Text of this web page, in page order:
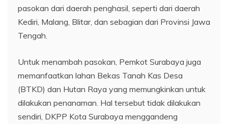
pasokan dari daerah penghasil, seperti dari daerah
Kediri, Malang, Blitar, dan sebagian dari Provinsi Jawa
Tengah.
Untuk menambah pasokan, Pemkot Surabaya juga
memanfaatkan lahan Bekas Tanah Kas Desa
(BTKD) dan Hutan Raya yang memungkinkan untuk
dilakukan penanaman. Hal tersebut tidak dilakukan
sendiri, DKPP Kota Surabaya menggandeng